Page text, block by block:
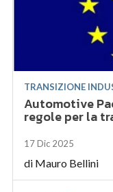
TRANSIZIONE
Automotive
regole per la
17 Dic 2025
di Mauro Bellini